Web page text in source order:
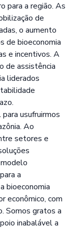
para a região. As
de
o aumento
de bioeconomia
e incentivos. A
de assistência
liderados
usufruirmos
Ao
setores e
a
bioeconomia
econômico, com
Somos gratos a
inabalável a